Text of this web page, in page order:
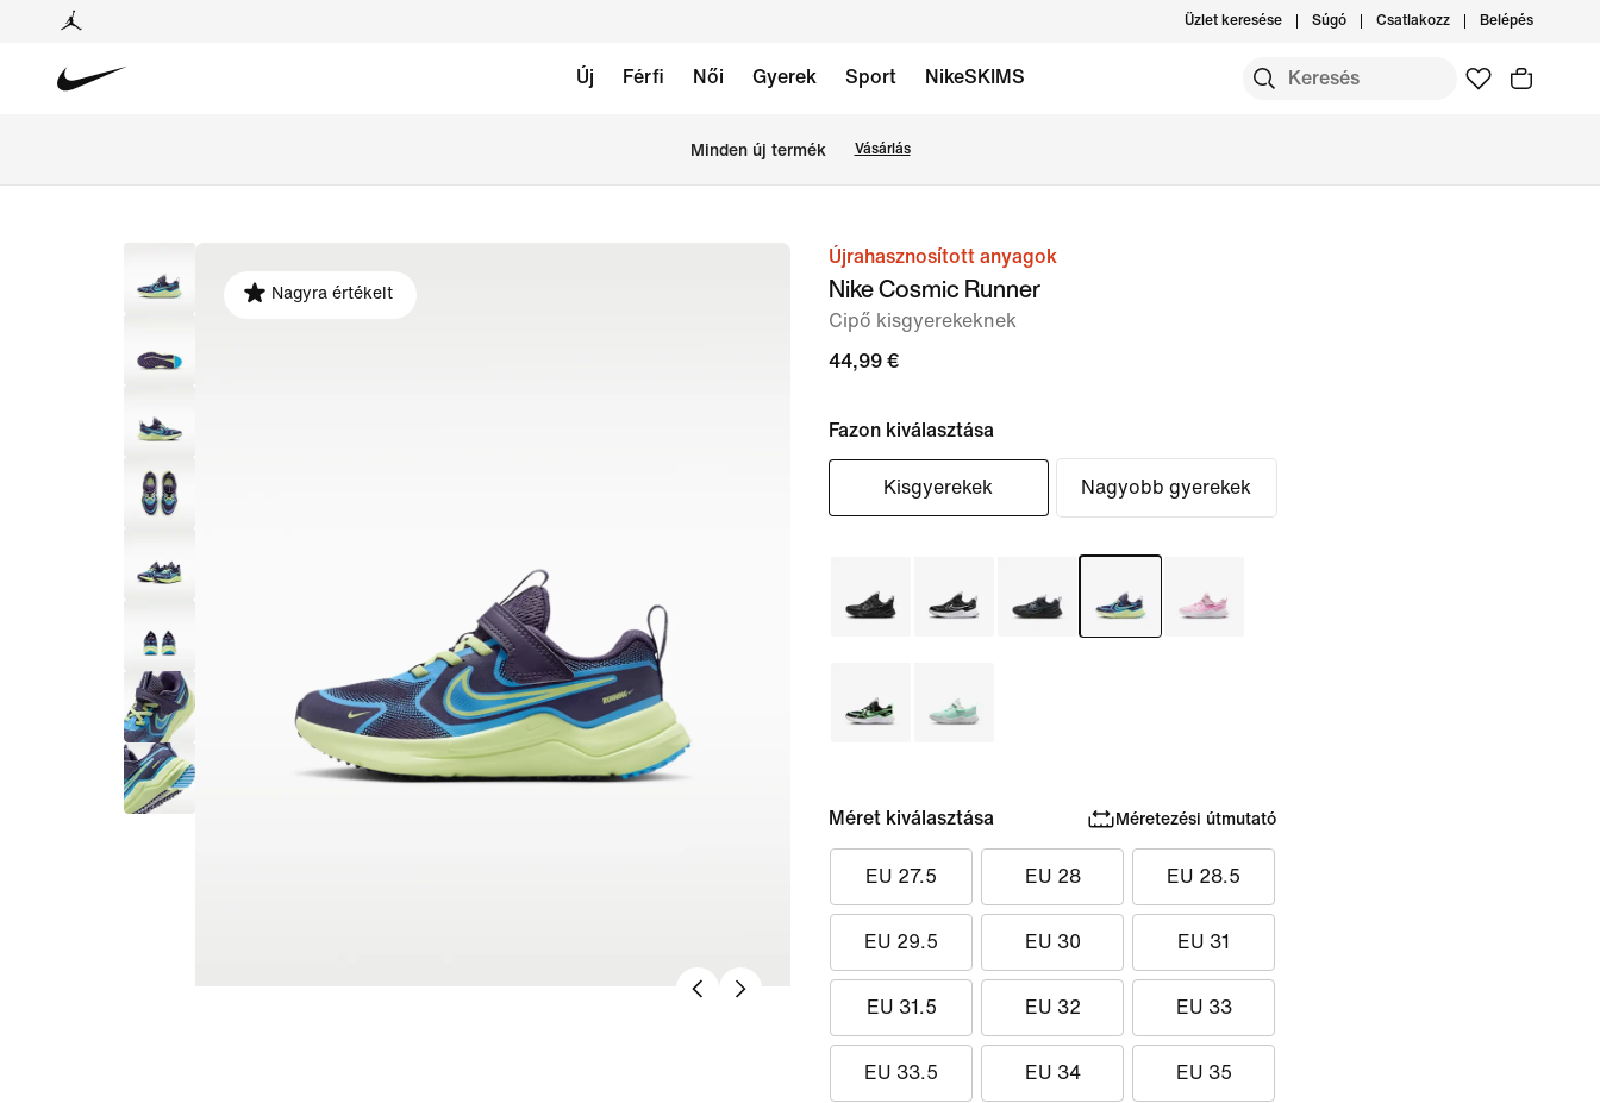
Üzlet keresése Súgó Csatlakozz Belépés
Új Férfi Női Gyerek Sport NikeSKIMS
Minden új termék Vásárlás
Nagyra értékelt
Újrahasznosított anyagok
Nike Cosmic Runner
Cipő kisgyerekeknek
44,99 €
Fazon kiválasztása
Kisgyerekek Nagyobb gyerekek
Méret kiválasztása Méretezési útmutató
EU 27.5 EU 28 EU 28.5
EU 29.5 EU 30 EU 31
EU 31.5 EU 32 EU 33
EU 33.5 EU 34 EU 35